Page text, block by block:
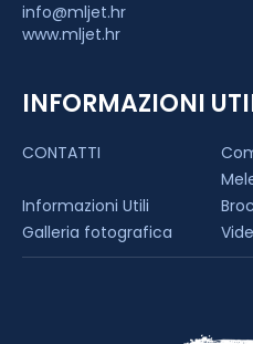
info@mljet.hr
www.mljet.hr
INFORMAZIONI
CONTATTI
Informazioni Utili
Galleria fotografica